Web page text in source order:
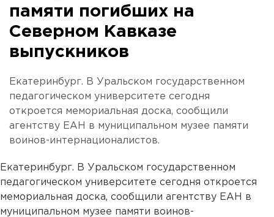
памяти погибших на
Северном Кавказе
выпускников
Екатеринбург. В Уральском государственном
педагогическом университете сегодня
откроется мемориальная доска, сообщили
агентству ЕАН в муниципальном музее памяти
воинов-интернационалистов.
Екатеринбург. В Уральском государственном
педагогическом университете сегодня откроется
мемориальная доска, сообщили агентству ЕАН в
муниципальном музее памяти воинов-